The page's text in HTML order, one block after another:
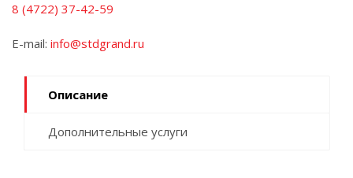
8 (4722) 37-42-59
E-mail: info@stdgrand.ru
Описание
Дополнительные услуги